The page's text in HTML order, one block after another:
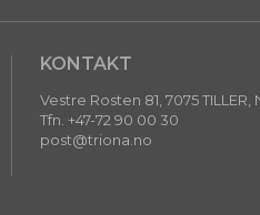
KONTAKT
Vestre Rosten 81, 7075 TILLER,
Tfn. +47-72 90 00 30
post@triona.no